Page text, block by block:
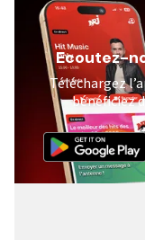
Ecoutez-
Téléchargez
bénéficiez